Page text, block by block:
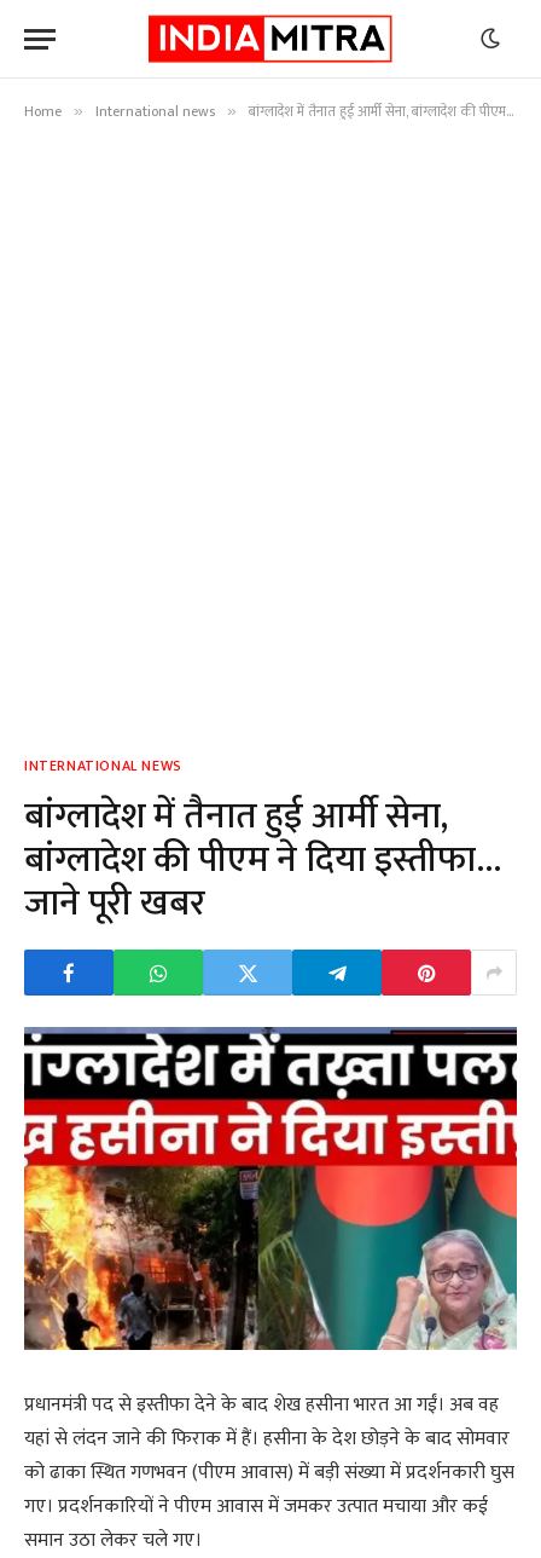
Home » International news » बांग्लादेश में तैनात हुई आर्मी सेना, बांग्लादेश की पीएम ने दिया इस्तीफा…जाने पूरी खबर
INTERNATIONAL NEWS
बांग्लादेश में तैनात हुई आर्मी सेना,
बांग्लादेश की पीएम ने दिया इस्तीफा…
जाने पूरी खबर
प्रधानमंत्री पद से इस्तीफा देने के बाद शेख हसीना भारत आ गईं। अब वह
यहां से लंदन जाने की फिराक में हैं। हसीना के देश छोड़ने के बाद सोमवार
को ढाका स्थित गणभवन (पीएम आवास) में बड़ी संख्या में प्रदर्शनकारी घुस
गए। प्रदर्शनकारियों ने पीएम आवास में जमकर उत्पात मचाया और कई
समान उठा लेकर चले गए।